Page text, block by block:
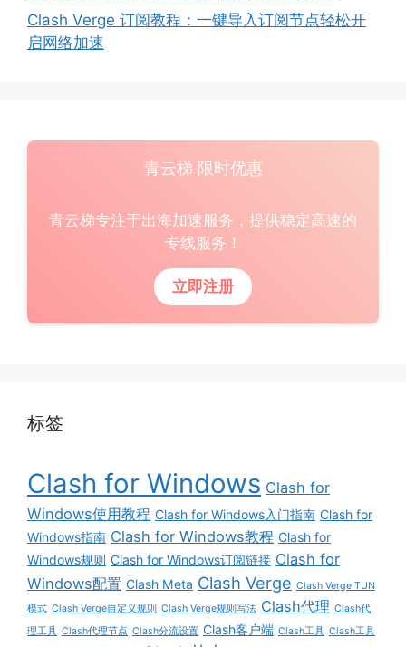
Clash Verge 订阅教程：一键导入订阅节点轻松开
启网络加速
青云梯 限时优惠
青云梯专注于出海加速服务，提供稳定高速的
专线服务！
立即注册
标签
Clash for Windows Clash for
Windows使用教程 Clash for Windows入门指南 Clash for
Windows指南 Clash for Windows教程 Clash for
Windows规则 Clash for Windows订阅链接 Clash for
Windows配置 Clash Meta Clash Verge Clash Verge TUN
模式 Clash Verge自定义规则 Clash Verge规则写法 Clash代理 Clash代
理工具 Clash代理节点 Clash分流设置 Clash客户端 Clash工具 Clash工具